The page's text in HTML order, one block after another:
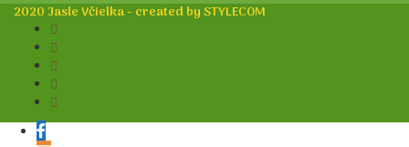
2020 Jasle Včielka - created by STYLECOM